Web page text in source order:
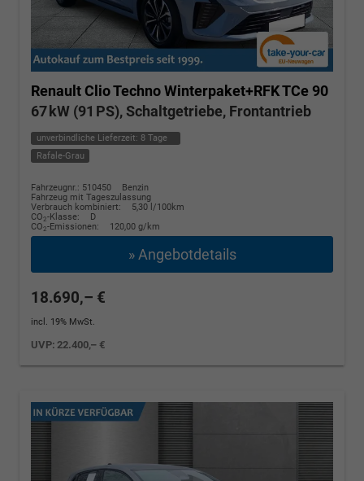
Renault ClioTechno Winterpaket+RFK TCe 90
67 kW (91 PS), Schaltgetriebe, Frontantrieb
unverbindliche Lieferzeit: 8 Tage
Rafale-Grau
Fahrzeugnr.: 510450
Benzin
Fahrzeug mit Tageszulassung
Verbrauch kombiniert:
5,30 l/100km
CO2-Klasse:
D
CO2-Emissionen: 120,00 g/km
» Angebotdetails
18.690,– €
incl. 19% MwSt.
UVP:22.400,– €